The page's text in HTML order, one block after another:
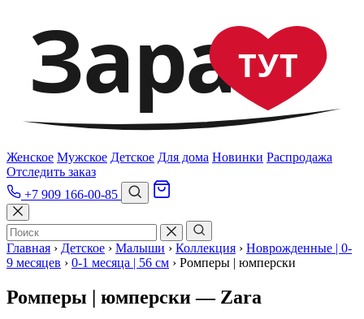
ЗараТУТ
Женское Мужское Детское Для дома Новинки Распродажа
Отследить заказ
+7 909 166-00-85
Главная › Детское › Малыши › Коллекция › Новрожденные | 0-
9 месяцев › 0-1 месяца | 56 см › Ромперы | юмперски
Ромперы | юмперски — Zara